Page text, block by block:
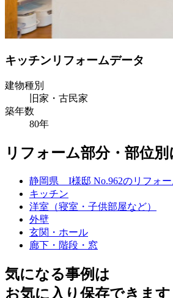
キッチンリフォームデータ
建物種別
旧家・古民家
築年数
80年
リフォーム部分・部位
静岡県 I様邸 No.962のリフォ
キッチン
洋室（寝室・子供部屋など）
外壁
玄関・ホール
廊下・階段・窓
気になる事例は
お気に入り保存できます